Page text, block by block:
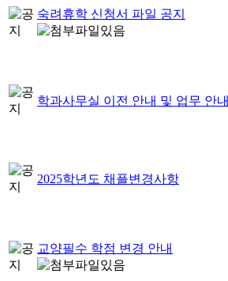
숙려휴학 신청서 파일 공지
학과사무실 이전 안내 및 업무 안내
2025학년도 채플변경사항
교양필수 학점 변경 안내